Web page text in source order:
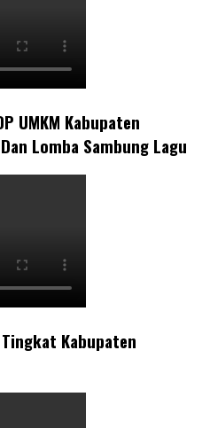
UMKM Kabupaten
Lomba Sambung Lagu
Kabupaten